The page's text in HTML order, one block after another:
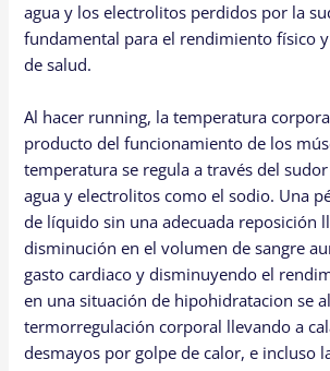
agua y los electrolitos perdidos por la
fundamental para el rendimiento físico
de salud.
Al hacer running, la temperatura
producto del funcionamiento de los
temperatura se regula a través del
agua y electrolitos como el sodio. Una
de líquido sin una adecuada reposición
disminución en el volumen de sangre
gasto cardiaco y disminuyendo el
en una situación de hipohidratacion se
termorregulación corporal llevando a
desmayos por golpe de calor, e incluso